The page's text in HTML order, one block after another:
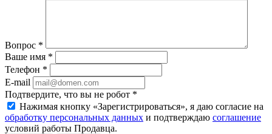
Вопрос *
Ваше имя *
Телефон *
E-mail
Подтвердите, что вы не робот *
Нажимая кнопку «Зарегистрироваться», я даю согласие на
обработку персональных данных и подтверждаю соглашение
условий работы Продавца.